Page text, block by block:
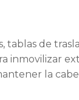
tablas de
inmovilizar
la